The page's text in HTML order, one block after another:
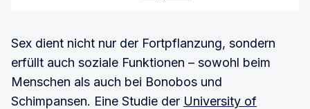
Sex dient nicht nur der Fortpflanzung, sondern
erfüllt auch soziale Funktionen – sowohl beim
Menschen als auch bei Bonobos und
Schimpansen. Eine Studie der University of